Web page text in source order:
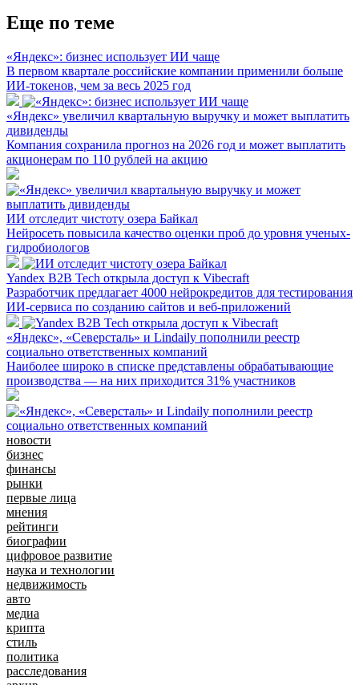
Еще по теме
«Яндекс»: бизнес использует ИИ чаще
В первом квартале российские компании применили больше
ИИ-токенов, чем за весь 2025 год
«Яндекс» увеличил квартальную выручку и может выплатить
дивиденды
Компания сохранила прогноз на 2026 год и может выплатить
акционерам по 110 рублей на акцию
ИИ отследит чистоту озера Байкал
Нейросеть повысила качество оценки проб до уровня ученых-
гидробиологов
Yandex B2B Tech открыла доступ к Vibecraft
Разработчик предлагает 4000 нейрокредитов для тестирования
ИИ-сервиса по созданию сайтов и веб-приложений
«Яндекс», «Северсталь» и Lindaily пополнили реестр
социально ответственных компаний
Наиболее широко в списке представлены обрабатывающие
производства — на них приходится 31% участников
новости
бизнес
финансы
рынки
первые лица
мнения
рейтинги
биографии
цифровое развитие
наука и технологии
недвижимость
авто
медиа
крипта
стиль
политика
расследования